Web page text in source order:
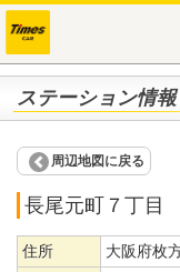
ステーション情報
周辺地図に戻る
長尾元町７丁目
住所 大阪府枚